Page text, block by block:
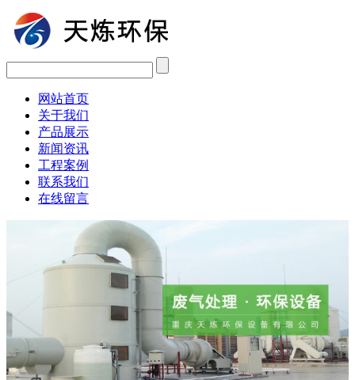
网站首页
关于我们
产品展示
新闻资讯
工程案例
联系我们
在线留言